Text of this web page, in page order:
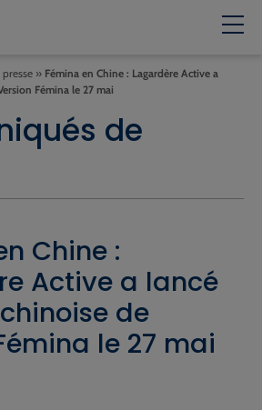
» Fémina en Chine : Lagardère Active a
Fémina le 27 mai
de
Chine :
Active a lancé
de
le 27 mai